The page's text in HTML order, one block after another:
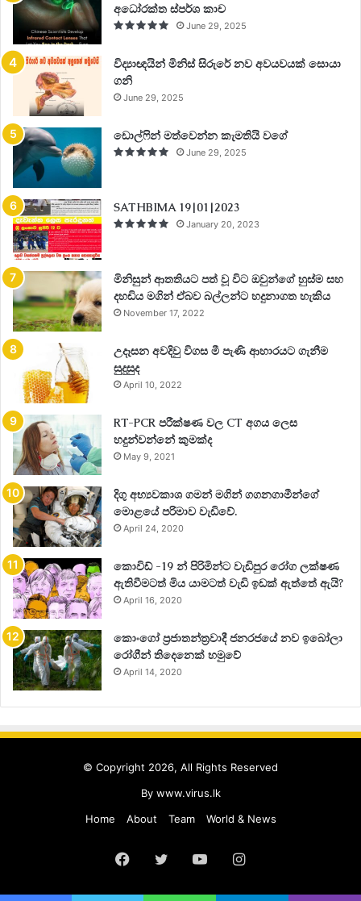
අධෝරක්ත ස්පර්ශ කාච
June 29, 2025
විද්‍යාඥයින් මිනිස් සිරුරේ නව අවයවයක් සොයා
ගනි
June 29, 2025
ඩොල්ෆින් මත්වෙන්න කැමතියි වගේ
June 29, 2025
SATHBIMA 19|01|2023
January 20, 2023
මිනිසුන් ආතතියට පත් වූ විට ඔවුන්ගේ හුස්ම සහ
දහඩිය මගින් ඒබව බල්ලන්ට හදුනාගත හැකිය
November 17, 2022
උදෑසන අවදිවු විගස මී පැණි ආහාරයට ගැනීම
සුදුසුද
April 10, 2022
RT-PCR පරීක්ෂණ වල CT අගය ලෙස
හදුන්වන්නේ කුමක්ද
May 9, 2021
දිගු අභ්‍යවකාශ ගමන් මගින් ගගනගාමීන්ගේ
මොළයේ පරිමාව වැඩිවේ.
April 24, 2020
කොවිඩ් -19 න් පිරිමින්ට වැඩිපුර රෝග ලක්ෂණ
ඇතිවීමටත් මිය යාමටත් වැඩි ඉඩක් ඇත්තේ ඇයි?
April 16, 2020
කොංගෝ ප්‍රජාතන්ත්‍රවාදී ජනරජයේ නව ඉබෝලා
රෝගීන් තිදෙනෙක් හමුවේ
April 14, 2020
© Copyright 2026, All Rights Reserved
By www.virus.lk
Home
About Team World & News
Facebook
TwitterYouTubeInstagram